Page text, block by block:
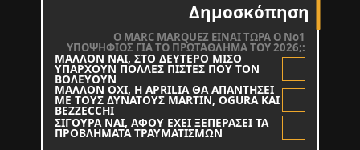
Δημοσκόπηση
O MARC MARQUEZ ΕΙΝΑΙ ΤΩΡΑ Ο Νο1
ΥΠΟΨΗΦΙΟΣ ΓΙΑ ΤΟ ΠΡΩΤΑΘΛΗΜΑ ΤΟΥ 2026;:
ΜΑΛΛΟΝ ΝΑΙ, ΣΤΟ ΔΕΥΤΕΡΟ ΜΙΣΟ
ΥΠΑΡΧΟΥΝ ΠΟΛΛΕΣ ΠΙΣΤΕΣ ΠΟΥ ΤΟΝ
ΒΟΛΕΥΟΥΝ
ΜΑΛΛΟΝ ΟΧΙ, Η APRILIA ΘΑ ΑΠΑΝΤΗΣΕΙ
ΜΕ ΤΟΥΣ ΔΥΝΑΤΟΥΣ MARTIN, OGURA KAI
BEZZECCHI
ΣΙΓΟΥΡΑ ΝΑΙ, ΑΦΟΥ ΕΧΕΙ ΞΕΠΕΡΑΣΕΙ ΤΑ
ΠΡΟΒΛΗΜΑΤΑ ΤΡΑΥΜΑΤΙΣΜΩΝ